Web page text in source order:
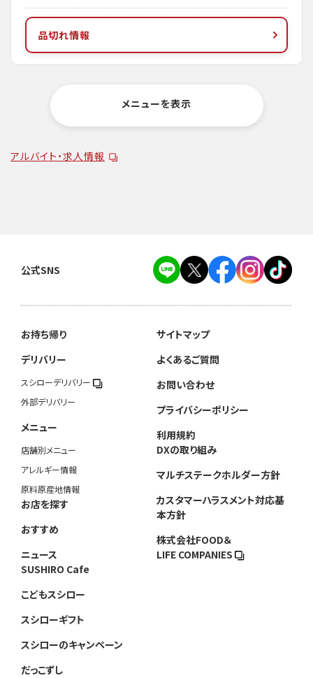
品切れ情報
メニューを表示
アルバイト・求人情報
公式SNS
お持ち帰り
デリバリー
スシローデリバリー
外部デリバリー
メニュー
店舗別メニュー
アレルギー情報
原料原産地情報
お店を探す
おすすめ
ニュース
SUSHIRO Cafe
こどもスシロー
スシローギフト
スシローのキャンペーン
だっこずし
サイトマップ
よくあるご質問
お問い合わせ
プライバシーポリシー
利用規約
DXの取り組み
マルチステークホルダー方針
カスタマーハラスメント対応基
本方針
株式会社FOOD＆
LIFE COMPANIES